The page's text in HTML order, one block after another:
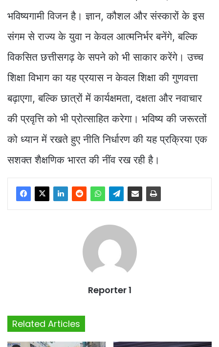
भविष्यगामी विजन है। ज्ञान, कौशल और संस्कारों के इस
संगम से राज्य के युवा न केवल आत्मनिर्भर बनेंगे, बल्कि
विकसित छत्तीसगढ़ के सपने को भी साकार करेंगे। उच्च
शिक्षा विभाग का यह प्रयास न केवल शिक्षा की गुणवत्ता
बढ़ाएगा, बल्कि छात्रों में कार्यक्षमता, दक्षता और नवाचार
की प्रवृत्ति को भी प्रोत्साहित करेगा। भविष्य की जरूरतों
को ध्यान में रखते हुए नीति निर्धारण की यह प्रक्रिया एक
सशक्त शैक्षणिक भारत की नींव रख रही है।
Reporter 1
Related Articles